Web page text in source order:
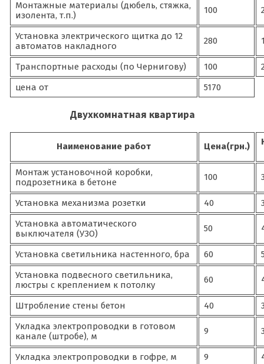
Монтажные материалы (дюбель, стяжка,
изолента, т.п.)
100
Установка электрического щитка до 12
автоматов накладного
280
Транспортные расходы (по Чернигову) 100
цена от
5170
Двухкомнатная квартира
Наименование работ Цена(грн.)
Монтаж установочной коробки,
подрозетника в бетоне
100
Установка механизма розетки 40
Установка автоматического
выключателя (УЗО)
50
Установка светильника настенного, бра 60
Установка подвесного светильника,
люстры с креплением к потолку
60
Штробление стены бетон 40
Укладка электропроводки в готовом
канале (штробе), м
9
Укладка электропроводки в гофре, м 9